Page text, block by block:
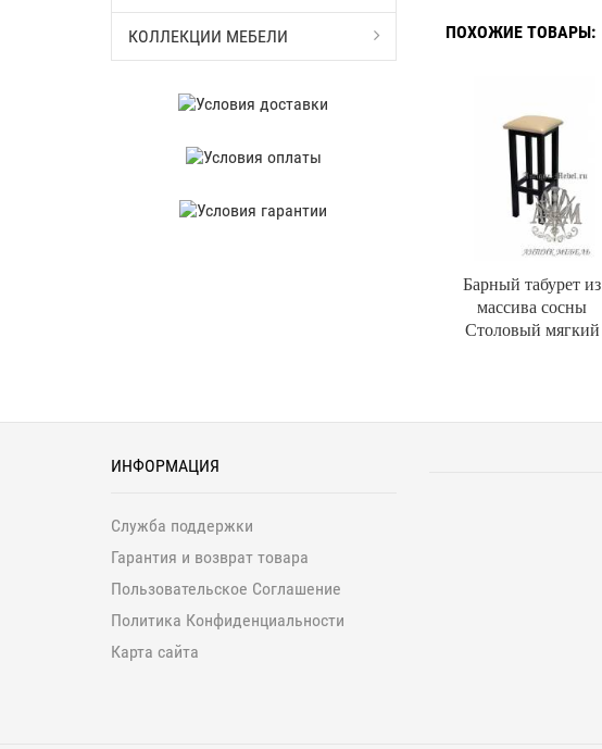
КОЛЛЕКЦИИ МЕБЕЛИ ПОХОЖИЕ ТОВАРЫ:
Барный табурет из
массива сосны
Столовый мягкий
ИНФОРМАЦИЯ
Служба поддержки
Гарантия и возврат товара
Пользовательское Соглашение
Политика Конфиденциальности
Карта сайта